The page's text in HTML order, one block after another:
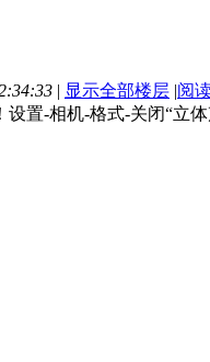
| 显示全部楼层 |阅
设置-相机-格式-关闭“立